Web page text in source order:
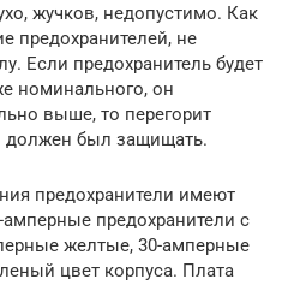
жучков, недопустимо. Как
предохранителей, не
Если предохранитель будет
номинального, он
выше, то перегорит
должен был защищать.
предохранители имеют
амперные предохранители с
желтые, 30-амперные
цвет корпуса. Плата